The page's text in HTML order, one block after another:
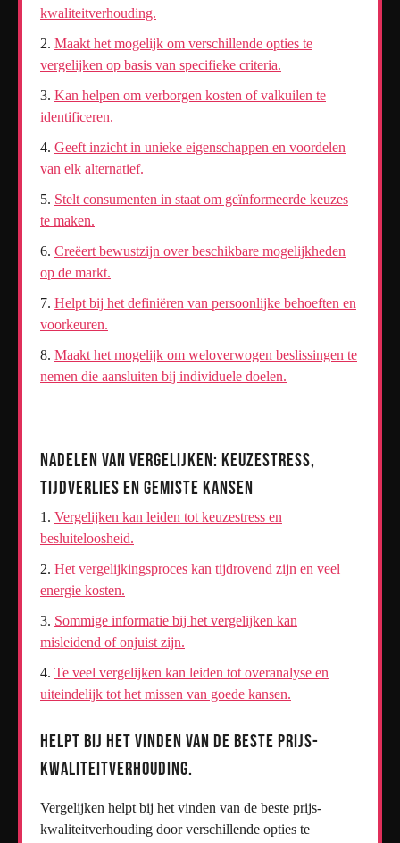
kwaliteitverhouding.
Maakt het mogelijk om verschillende opties te
vergelijken op basis van specifieke criteria.
Kan helpen om verborgen kosten of valkuilen te
identificeren.
Geeft inzicht in unieke eigenschappen en voordelen
van elk alternatief.
Stelt consumenten in staat om geïnformeerde keuzes
te maken.
Creëert bewustzijn over beschikbare mogelijkheden
op de markt.
Helpt bij het definiëren van persoonlijke behoeften en
voorkeuren.
Maakt het mogelijk om weloverwogen beslissingen te
nemen die aansluiten bij individuele doelen.
Nadelen van Vergelijken: Keuzestress,
Tijdverlies en Gemiste Kansen
Vergelijken kan leiden tot keuzestress en
besluiteloosheid.
Het vergelijkingsproces kan tijdrovend zijn en veel
energie kosten.
Sommige informatie bij het vergelijken kan
misleidend of onjuist zijn.
Te veel vergelijken kan leiden tot overanalyse en
uiteindelijk tot het missen van goede kansen.
Helpt bij het vinden van de beste prijs-
kwaliteitverhouding.
Vergelijken helpt bij het vinden van de beste prijs-
kwaliteitverhouding door verschillende opties te